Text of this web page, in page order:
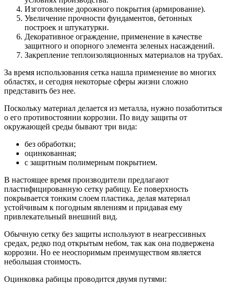
Изготовление дорожного покрытия (армирование).
Увеличение прочности фундаментов, бетонных
построек и штукатурки.
Декоративное ограждение, применение в качестве
защитного и опорного элемента зеленых насаждений.
Закрепление теплоизоляционных материалов на трубах.
За время использования сетка нашла применение во многих
областях, и сегодня некоторые сферы жизни сложно
представить без нее.
Поскольку материал делается из металла, нужно позаботиться
о его противостоянии коррозии. По виду защиты от
окружающей среды бывают три вида:
без обработки;
оцинкованная;
с защитным полимерным покрытием.
В настоящее время производители предлагают
пластифицированную сетку рабицу. Ее поверхность
покрывается тонким слоем пластика, делая материал
устойчивым к погодным явлениям и придавая ему
привлекательный внешний вид.
Обычную сетку без защиты используют в неагрессивных
средах, редко под открытым небом, так как она подвержена
коррозии. Но ее неоспоримым преимуществом является
небольшая стоимость.
Оцинковка рабицы проводится двумя путями: